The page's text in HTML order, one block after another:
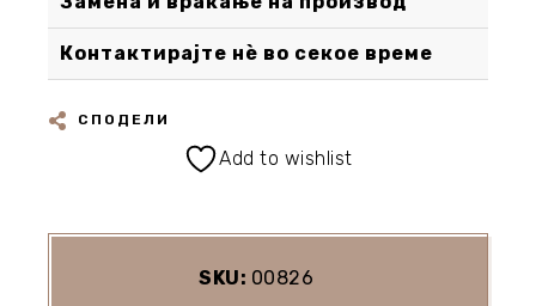
Контактирајте нè во секое време
СПОДЕЛИ
Add to wishlist
SKU: 00826